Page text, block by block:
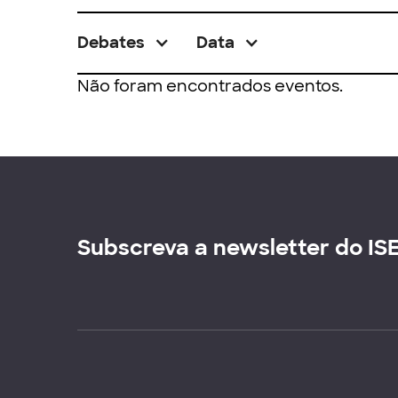
Debates Data
Não foram encontrados eventos.
Subscreva a newsletter do